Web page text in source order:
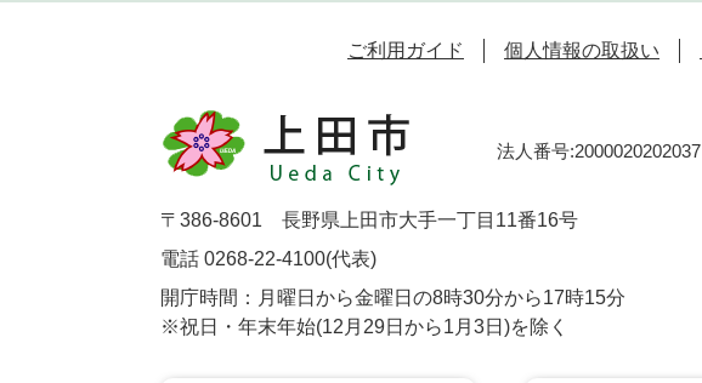
ご利用ガイド 個人情報の取扱い
法人番号:2000020202037
〒386-8601 長野県上田市大手一丁目11番16号
電話 0268-22-4100(代表)
開庁時間：月曜日から金曜日の8時30分から17時15分
※祝日・年末年始(12月29日から1月3日)を除く